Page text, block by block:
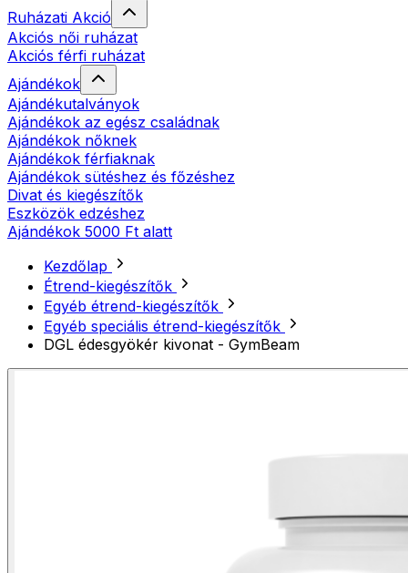
Ruházati Akció
Akciós női ruházat
Akciós férfi ruházat
Ajándékok
Ajándékutalványok
Ajándékok az egész családnak
Ajándékok nőknek
Ajándékok férfiaknak
Ajándékok sütéshez és főzéshez
Divat és kiegészítők
Eszközök edzéshez
Ajándékok 5000 Ft alatt
Kezdőlap
Étrend-kiegészítők
Egyéb étrend-kiegészítők
Egyéb speciális étrend-kiegészítők
DGL édesgyökér kivonat - GymBeam